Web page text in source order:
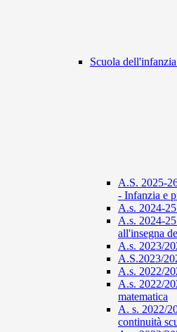
Scuola
A.S. 2025-
- Infanzia e
A.s. 2024-
A.s. 2024-
all'insegna
A.s. 2023/
A.S.2023/
A.s. 2022/
A.s. 2022/
matematica
A. s. 2022/
continuità